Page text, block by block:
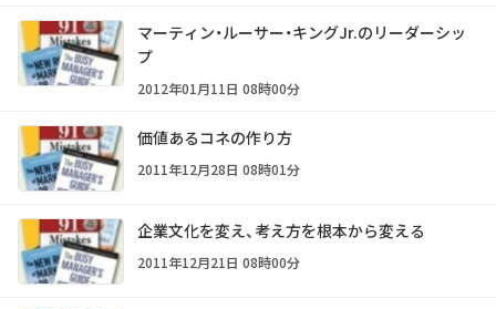
マーティン・ルーサー・キングJr.のリーダーシッ
プ
2012年01月11日 08時00分
価値あるコネの作り方
2011年12月28日 08時01分
企業文化を変え、考え方を根本から変える
2011年12月21日 08時00分